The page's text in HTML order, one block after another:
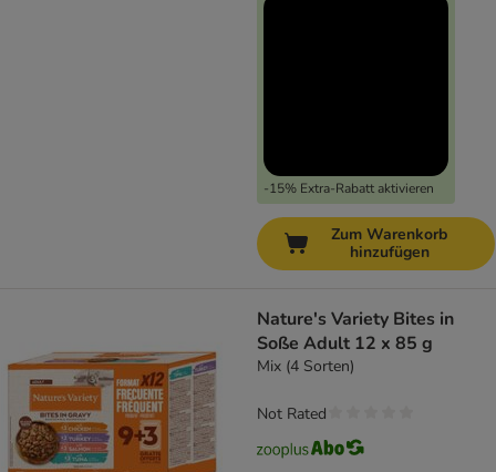
-15% Extra-Rabatt aktivieren
Zum Warenkorb
hinzufügen
Nature's Variety Bites in
Soße Adult 12 x 85 g
Mix (4 Sorten)
Not Rated